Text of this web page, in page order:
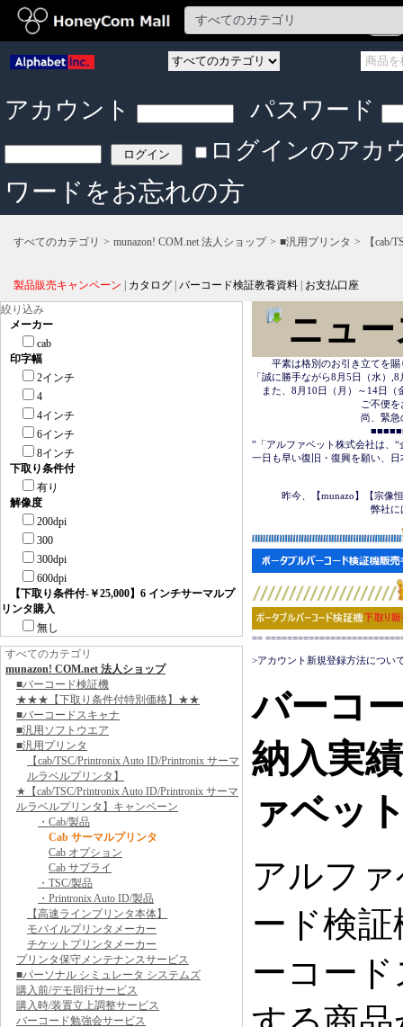
アカウント
パスワード
ログインのアカ
ワードをお忘れの方
すべてのカテゴリ munazon! COM.net 法人ショップ ■汎用プリンタ 【cab/
製品販売キャンペーン カタログ バーコード検証教養資料
お支払口座
絞り込み
メーカー
cab
印字幅
2インチ
4
4インチ
6インチ
8インチ
下取り条件付
有り
解像度
200dpi
300
300dpi
600dpi
【下取り条件付-￥25,000】6 インチサーマルプ
リンタ購入
無し
すべてのカテゴリ
munazon! COM.net 法人ショップ
■バーコード検証機
★★★【下取り条件付特別価格】★★
■バーコードスキャナ
■汎用ソフトウエア
■汎用プリンタ
【cab/TSC/Printronix Auto ID/Printronix サーマ
ルラベルプリンタ】
★【cab/TSC/Printronix Auto ID/Printronix サーマ
ルラベルプリンタ】キャンペーン
・Cab/製品
Cab サーマルプリンタ
Cab オプション
Cab サプライ
・TSC/製品
・Printronix Auto ID/製品
【高速ラインプリンタ本体】
モバイルプリンタメーカー
チケットプリンタメーカー
プリンタ保守メンテナンスサービス
■パーソナル シミュレータ システムズ
購入前/デモ同行サービス
購入時/装置立上調整サービス
バーコード勉強会サービス
ニュ
平素は格別のお引き立てを賜
「誠に勝手ながら8月5日（水）
また、8月10日（月）～14日（
ご不便をおかけ致しま
尚、緊急の場合は
■■■■■■＜＜     応援
”「アルファベット株式会社は、
一日も早い復旧・復興を願い、
昨今、【munazo】【宗像恒憲
弊社には一切関係はご
==
>アカウント新規登録方法につい
バーコ
納入実
ァベッ
アルフ
ード検
ーコー